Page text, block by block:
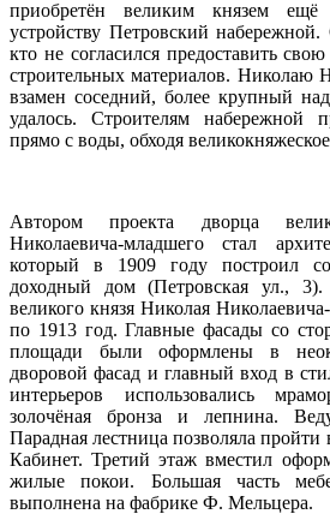
приобретён великим князем
устройству Петровский
кто не согласился предоставить
строительных материалов. Николаю
взамен соседний, более крупный
удалось. Строителям набережной
прямо с воды, обходя
Автором проекта дворца
Николаевича-младшего стал
который в 1909 году построил
доходный дом (Петровская ул., 3).
великого князя Николая
по 1913 год. Главные фасады со
площади были оформлены в
дворовой фасад и главный вход в
интерьеров использовались
золочёная бронза и лепнина.
Парадная лестница позволяла
Кабинет. Третий этаж вместил
жилые покои. Большая часть
выполнена на фабрике Ф. Мельцера.